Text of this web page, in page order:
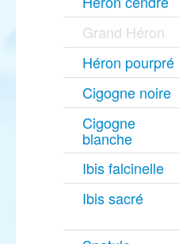
Grand Héron
Héron pourpré
Cigogne noire
Cigogne
blanche
Ibis falcinelle
Ibis sacré